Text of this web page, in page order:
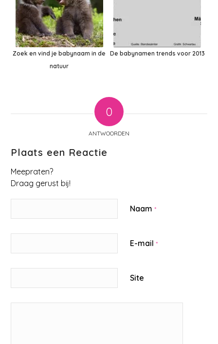
Zoek en vind je babynaam in de
natuur
De babynamen trends voor 2013
0
ANTWOORDEN
Plaats een Reactie
Meepraten?
Draag gerust bij!
Naam*
E-mail*
Site